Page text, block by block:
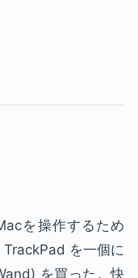
を操作するため
を一個に
を買った。快